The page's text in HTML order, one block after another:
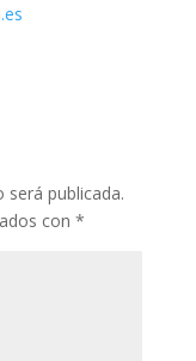
publicada.
con *